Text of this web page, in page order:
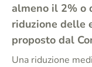
almeno il 2% o
riduzione delle
proposto dal
Una riduzione